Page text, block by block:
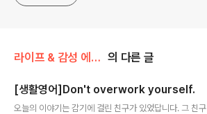
라이프 & 감성 에세이/교육 & 육아 의 다른 글
[생활영어]Don't overwork yourself.
오늘의 이야기는 감기에 걸린 친구가 있었답니다. 그 친구